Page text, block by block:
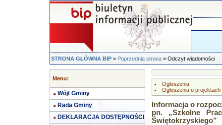
STRONA GŁÓWNA BIP»Poprzednia strona» Odczyt wiadomości
Menu:
Wójt Gminy
Rada Gminy
DEKLARACJA DOSTĘPNOŚCI
Ogłoszenia
Ogłoszenia o
Informacja o
pn. „Szkolne
Świętokrzyskiego”